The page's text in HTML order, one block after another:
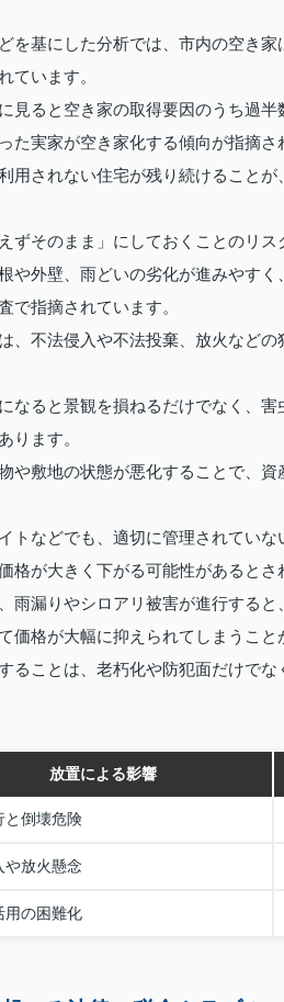
を基にした分析では、市内の空き
ています。
見ると空き家の取得要因のうち過
た実家が空き家化する傾向が指摘さ
用されない住宅が残り続けること
ずそのまま」にしておくことのリス
や外壁、雨どいの劣化が進みやす
で指摘されています。
、不法侵入や不法投棄、放火など
なると景観を損ねるだけでなく、
ります。
や敷地の状態が悪化することで、
トなどでも、適切に管理されてい
格が大きく下がる可能性があるとさ
雨漏りやシロアリ被害が進行する
価格が大幅に抑えられてしまうこと
ることは、老朽化や防犯面だけで
放置による影響
と倒壊危険
や放火懸念
用の困難化